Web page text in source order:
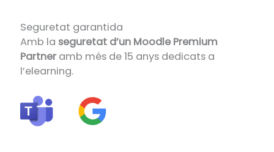
Seguretat garantida
Amb la seguretat d’un Moodle Premium
Partneramb més de 15 anys dedicats a
l’elearning.